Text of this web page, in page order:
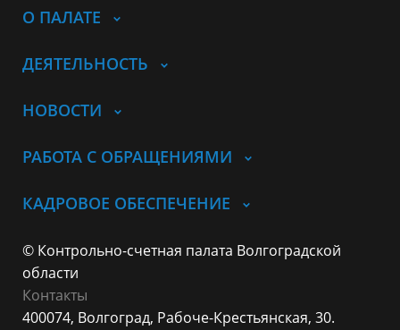
О ПАЛАТЕ
ДЕЯТЕЛЬНОСТЬ
НОВОСТИ
РАБОТА С ОБРАЩЕНИЯМИ
КАДРОВОЕ ОБЕСПЕЧЕНИЕ
© Контрольно-счетная палата Волгоградской
области
Контакты
400074, Волгоград, Рабоче-Крестьянская, 30.